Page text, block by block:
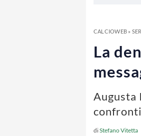
CALCIOWEB»
La
Augusta
diStefano Vitetta